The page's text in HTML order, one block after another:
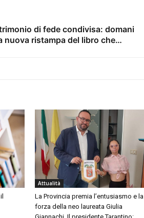
di fede condivisa: domani
nuova ristampa del libro che
Attualità
La Provincia premia l’entusiasmo e la
forza della neo laureata Giulia